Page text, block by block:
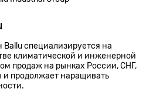
специализируется на
климатической и инженерной
продаж на рынках России, СНГ,
и продолжает наращивать